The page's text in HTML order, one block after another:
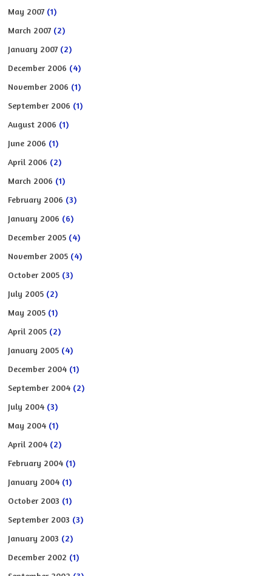
May 2007 (1)
March 2007 (2)
January 2007 (2)
December 2006 (4)
November 2006 (1)
September 2006 (1)
August 2006 (1)
June 2006 (1)
April 2006 (2)
March 2006 (1)
February 2006 (3)
January 2006 (6)
December 2005 (4)
November 2005 (4)
October 2005 (3)
July 2005 (2)
May 2005 (1)
April 2005 (2)
January 2005 (4)
December 2004 (1)
September 2004 (2)
July 2004 (3)
May 2004 (1)
April 2004 (2)
February 2004 (1)
January 2004 (1)
October 2003 (1)
September 2003 (3)
January 2003 (2)
December 2002 (1)